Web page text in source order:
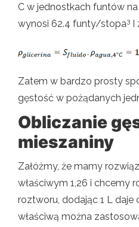
C w jednostkach funtów
wynosi 62.4 funty/stopa3
Zatem w bardzo prosty
gęstość w pożądanych
Obliczanie
mieszaniny
Załóżmy, że mamy
właściwym 1,26 i chcemy
roztworu, dodając 1 L daje
właściwą można